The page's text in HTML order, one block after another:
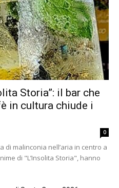
Storia”: il bar che
in cultura chiude i
0
di malinconia nell’aria in centro a
di "L’Insolita Storia", hanno